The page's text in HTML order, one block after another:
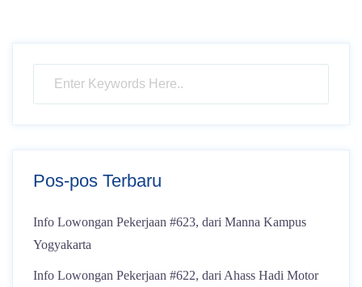
Pos-pos Terbaru
Info Lowongan Pekerjaan #623, dari Manna Kampus
Yogyakarta
Info Lowongan Pekerjaan #622, dari Ahass Hadi Motor